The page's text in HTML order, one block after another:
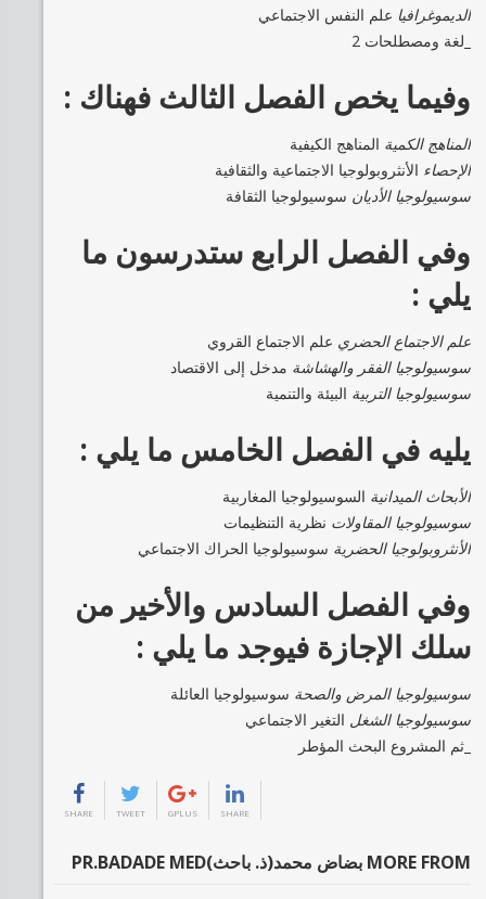
الديموغرافيا علم النفس الاجتماعي
_لغة ومصطلحات 2
وفيما يخص الفصل الثالث فهناك :
المناهج الكمية المناهج الكيفية
الإحصاء الأنثروبولوجيا الاجتماعية والثقافية
سوسيولوجيا الأديان سوسيولوجيا الثقافة
وفي الفصل الرابع ستدرسون ما
يلي :
علم الاجتماع الحضري علم الاجتماع القروي
سوسيولوجيا الفقر والهشاشة مدخل إلى الاقتصاد
سوسيولوجيا التربية البيئة والتنمية
يليه في الفصل الخامس ما يلي :
الأبحاث الميدانية السوسيولوجيا المغاربية
سوسيولوجيا المقاولات نظرية التنظيمات
الأنثروبولوجيا الحضرية سوسيولوجيا الحراك الاجتماعي
وفي الفصل السادس والأخير من
سلك الإجازة فيوجد ما يلي :
سوسيولوجيا المرض والصحة سوسيولوجيا العائلة
سوسيولوجيا الشغل التغير الاجتماعي
_ثم المشروع البحث المؤطر
SHARE TWEET GPLUS SHARE
MORE FROM بضاض محمد(ذ. باحث)PR.BADADE MED